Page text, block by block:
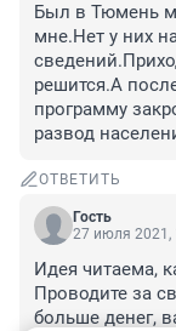
Был в Тюмень
мне.Нет у них
решится.А
программу
развод
ОТВЕТИТЬ
Гость
27 июля 2021,
Идея читаема,
Проводите за
больше денег,